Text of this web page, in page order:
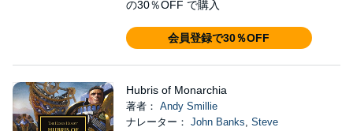
の30％OFF で購入
会員登録で30％OFF
Hubris of Monarchia
著者： Andy Smillie
ナレーター： John Banks, Steve